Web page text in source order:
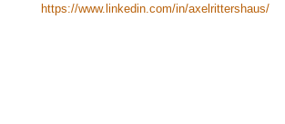
https://www.linkedin.com/in/axelrittershaus/